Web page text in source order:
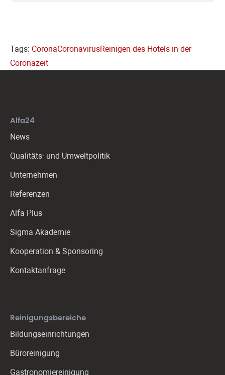
Tags: CoronaCoronavirusReinigen des Hotels in der
Coronazeit
Alfa24
News
Qualitäts- und Umweltpolitik
Unternehmen
Referenzen
Alfa Plus
Sigma Akademie
Kooperation & Sponsoring
Kontaktanfrage
Reinigungs­bereiche
Bildungseinrichtungen
Büroreinigung
Gastronomie­reinigung